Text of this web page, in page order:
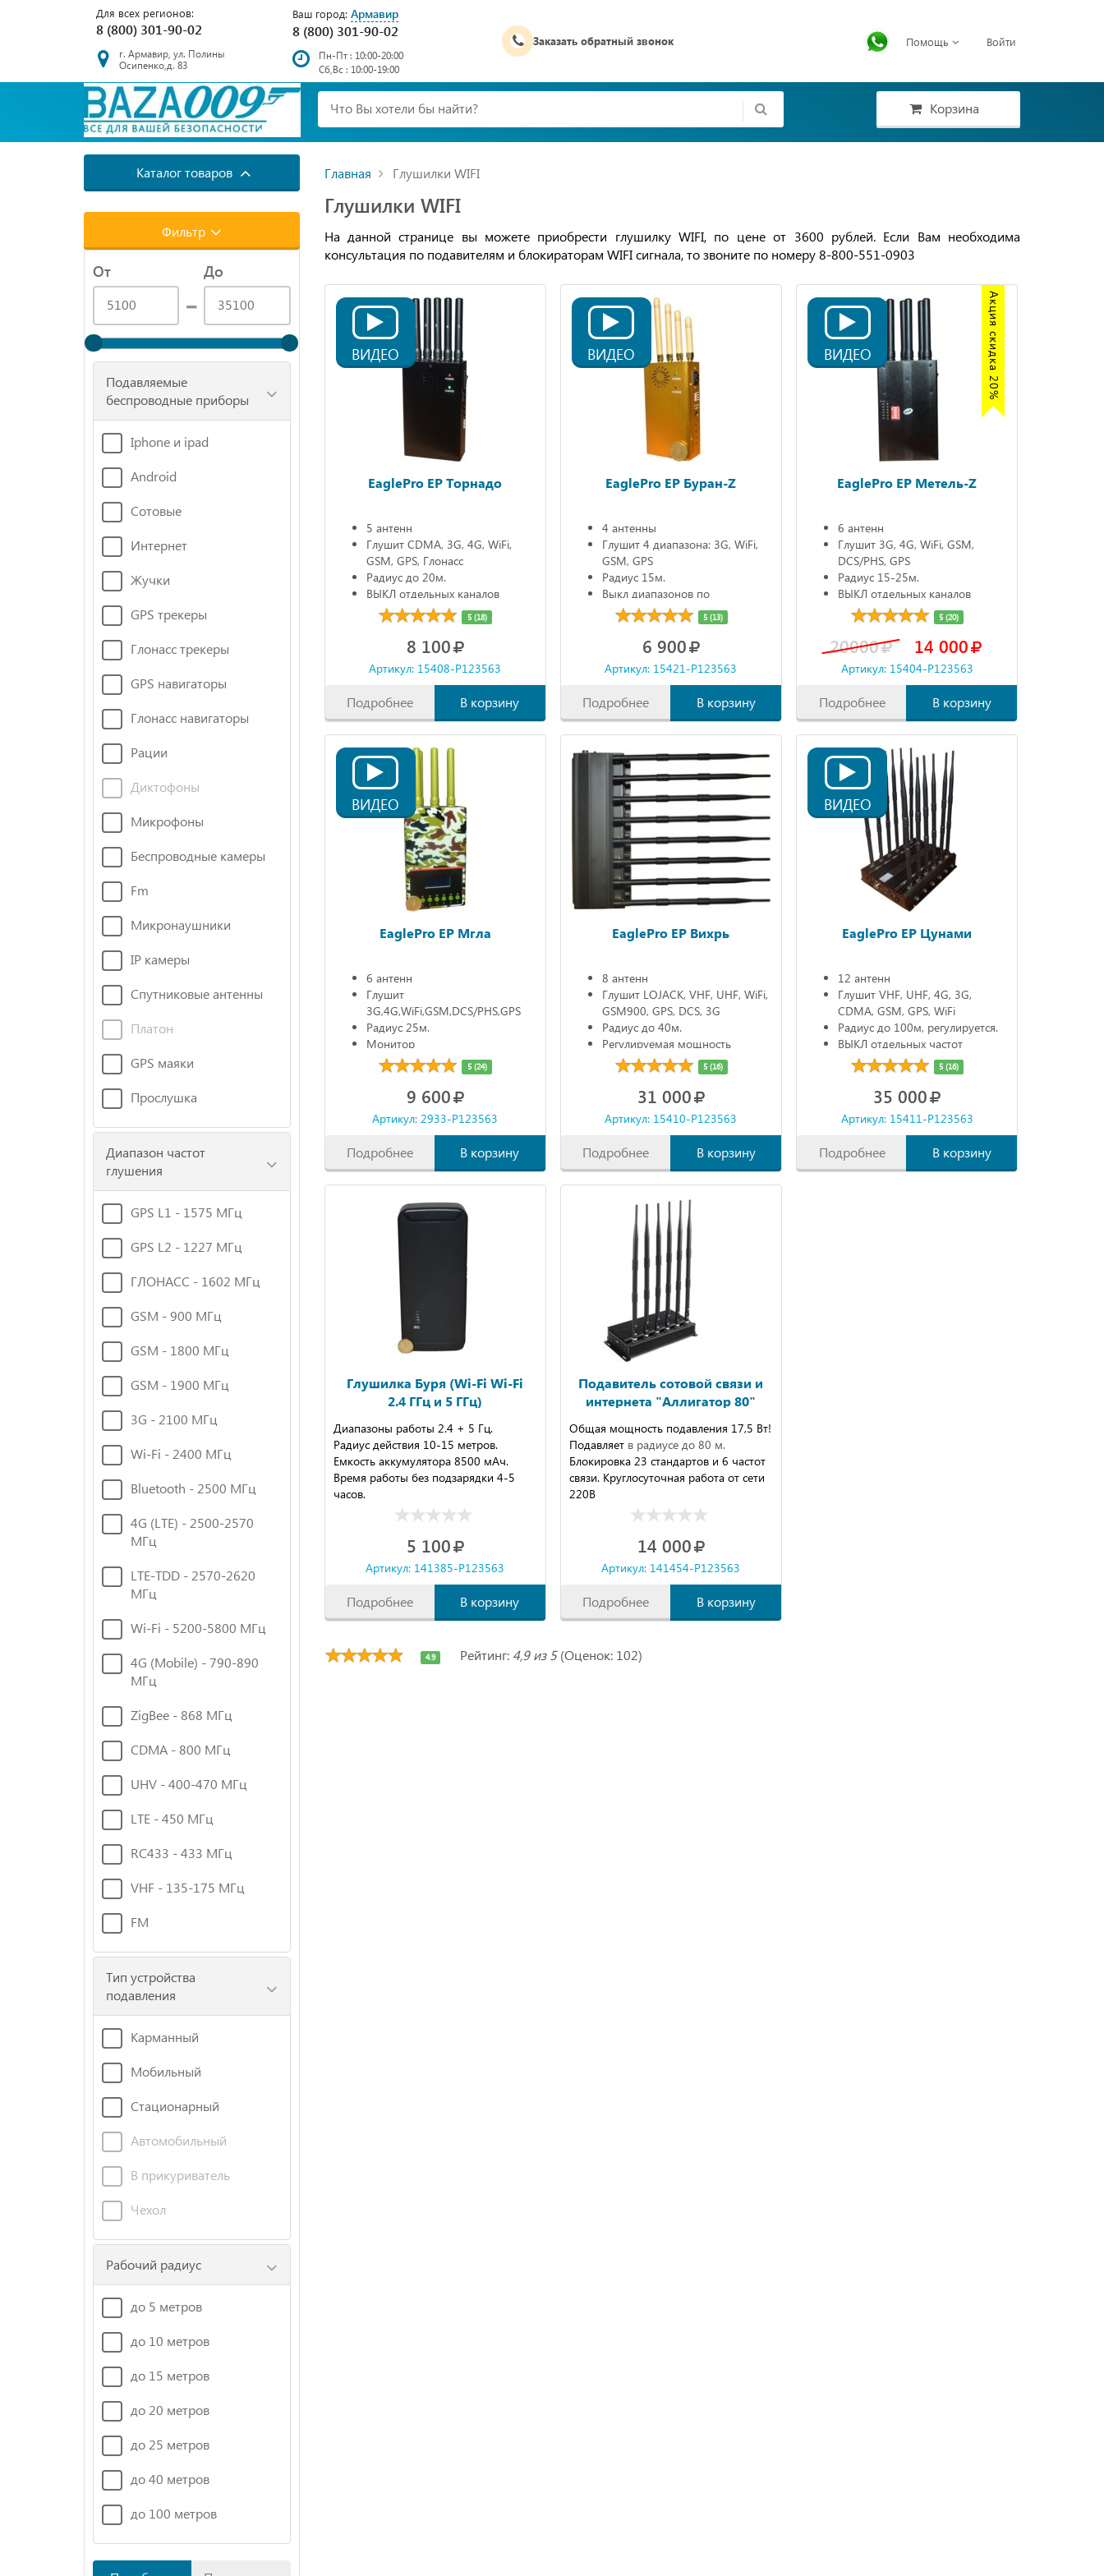
Для всех регионов:
8 (800) 301-90-02
Ваш город: Армавир
8 (800) 301-90-02
г. Армавир, ул. Полины
Осипенко,д. 83
Пн-Пт : 10:00-20:00
Сб,Вс : 10:00-19:00
Заказать обратный звонок Помощь Войти
Корзина
Каталог товаров
Фильтр
От До
Подавляемые
беспроводные приборы
Iphone и ipad
Android
Сотовые
Интернет
Жучки
GPS трекеры
Глонасс трекеры
GPS навигаторы
Глонасс навигаторы
Рации
Диктофоны
Микрофоны
Беспроводные камеры
Fm
Микронаушники
IP камеры
Спутниковые антенны
Платон
GPS маяки
Прослушка
Диапазон частот
глушения
GPS L1 - 1575 МГц
GPS L2 - 1227 МГц
ГЛОНАСС - 1602 МГц
GSM - 900 МГц
GSM - 1800 МГц
GSM - 1900 МГц
3G - 2100 МГц
Wi-Fi - 2400 МГц
Bluetooth - 2500 МГц
4G (LTE) - 2500-2570
МГц
LTE-TDD - 2570-2620
МГц
Wi-Fi - 5200-5800 МГц
4G (Mobile) - 790-890
МГц
ZigBee - 868 МГц
CDMA - 800 МГц
UHV - 400-470 МГц
LTE - 450 МГц
RC433 - 433 МГц
VHF - 135-175 МГц
FM
Тип устройства
подавления
Карманный
Мобильный
Стационарный
Автомобильный
В прикуриватель
Чехол
Рабочий радиус
до 5 метров
до 10 метров
до 15 метров
до 20 метров
до 25 метров
до 40 метров
до 100 метров
Главная Глушилки WIFI
Глушилки WIFI
На данной странице вы можете приобрести глушилку WIFI, по цене от 3600 рублей. Если Вам необходима
консультация по подавителям и блокираторам WIFI сигнала, то звоните по номеру 8-800-551-0903
ВИДЕО
EaglePro EP Торнадо
5 антенн
Глушит CDMA, 3G, 4G, WiFi,
GSM, GPS, Глонасс
Радиус до 20м.
ВЫКЛ отдельных каналов
Автономно 90мин. 5 (18)
8 100
Артикул: 15408-P123563
Подробнее В корзину
ВИДЕО
EaglePro EP Буран-Z
4 антенны
Глушит 4 диапазона: 3G, WiFi,
GSM, GPS
Радиус 15м.
Выкл диапазонов по
отдельности
Автономно 90мин.
5 (13)
6 900
Артикул: 15421-P123563
Подробнее В корзину
Акция скидка 20%
ВИДЕО
EaglePro EP Метель-Z
6 антенн
Глушит 3G, 4G, WiFi, GSM,
DCS/PHS, GPS
Радиус 15-25м.
ВЫКЛ отдельных каналов
Автономно 90 мин.5 (20)
20000 14 000
Артикул: 15404-P123563
Подробнее В корзину
ВИДЕО
EaglePro EP Мгла
6 антенн
Глушит
3G,4G,WiFi,GSM,DCS/PHS,GPS
Радиус 25м.
Монитор
Автономно до 3ч.
5 (24)
9 600
Артикул: 2933-P123563
Подробнее В корзину
EaglePro EP Вихрь
8 антенн
Глушит LOJACK, VHF, UHF, WiFi,
GSM900, GPS, DCS, 3G
Радиус до 40м.
Регулируемая мощность
5 (16)
31 000
Артикул: 15410-P123563
Подробнее В корзину
ВИДЕО
EaglePro EP Цунами
12 антенн
Глушит VHF, UHF, 4G, 3G,
CDMA, GSM, GPS, WiFi
Радиус до 100м, регулируется.
ВЫКЛ отдельных частот
5 (16)
35 000
Артикул: 15411-P123563
Подробнее В корзину
Глушилка Буря (Wi-Fi Wi-Fi
2.4 ГГц и 5 ГГц)
Диапазоны работы 2.4 + 5 Гц.
Радиус действия 10-15 метров.
Емкость аккумулятора 8500 мАч.
Время работы без подзарядки 4-5
часов.
5 100
Артикул: 141385-P123563
Подробнее В корзину
Подавитель сотовой связи и
интернета "Аллигатор 80"
Общая мощность подавления 17,5 Вт!
Подавляетв радиусе до 80 м.
Блокировка 23 стандартов и 6 частот
связи. Круглосуточная работа от сети
220В
14 000
Артикул: 141454-P123563
Подробнее В корзину
4.9 Рейтинг: 4,9 из 5(Оценок: 102)